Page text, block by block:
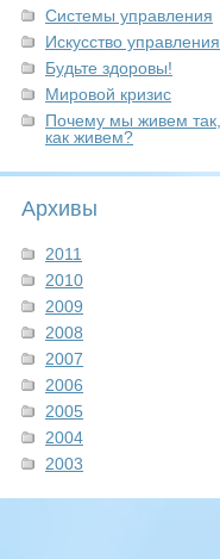
Системы управления
Искусство управления
Будьте здоровы!
Мировой кризис
Почему мы живем так,
как живем?
Архивы
2011
2010
2009
2008
2007
2006
2005
2004
2003